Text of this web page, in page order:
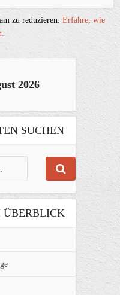
zu reduzieren.Erfahre, wie
2026
SUCHEN
ÜBERBLICK